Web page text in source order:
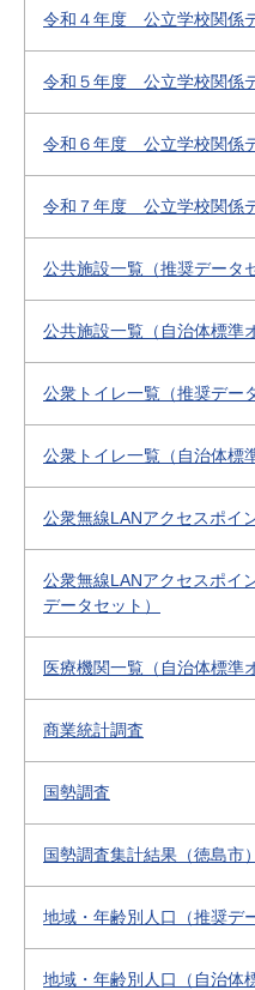
令和４年度 公立学校関係
令和５年度 公立学校関係
令和６年度 公立学校関係
令和７年度 公立学校関係
公共施設一覧（推奨データ
公共施設一覧（自治体標準
公衆トイレ一覧（推奨デー
公衆トイレ一覧（自治体標
公衆無線LANアクセスポイ
公衆無線LANアクセスポイ
データセット）
医療機関一覧（自治体標準
商業統計調査
国勢調査
国勢調査集計結果（徳島市）
地域・年齢別人口（推奨デ
地域・年齢別人口（自治体